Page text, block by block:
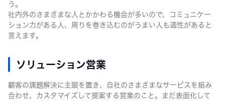
う。
社内外のさまざまな人とかかわる機会が多いので、コミュニケー
ション力がある人、周りを巻き込むのがうまい人も適性があると
言えます。
ソリューション営業
顧客の課題解決に主眼を置き、自社のさまざまなサービスを組み
合わせ、カスタマイズして提案する営業のこと。まだ表面化して